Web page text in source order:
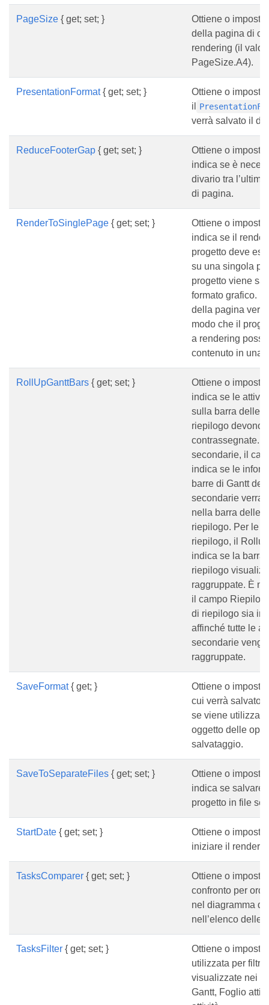
PageSize { get; set; }
Ottiene o
della pagina di
rendering (il
PageSize.A4).
PresentationFormat{ get; set; }
Ottiene o imposta
il
verrà salvato il
ReduceFooterGap { get; set; }
Ottiene o
indica se è
divario tra
di pagina.
RenderToSinglePage { get; set; }
Ottiene o
indica se il
progetto deve
su una singola
progetto viene
formato grafico.
della pagina
modo che il
a rendering
contenuto in una
RollUpGanttBars { get; set; }
Ottiene o
indica se le
sulla barra delle
riepilogo devono
contrassegnate.
secondarie, il
indica se le
barre di Gantt
secondarie
nella barra delle
riepilogo. Per le
riepilogo, il
indica se la barra
riepilogo
raggruppate. È
il campo
di riepilogo sia
affinché tutte le
secondarie
raggruppate.
SaveFormat{ get; }
Ottiene o imposta
cui verrà salvato
se viene
oggetto delle
salvataggio.
SaveToSeparateFiles { get; set; }
Ottiene o
indica se salvare
progetto in file
StartDate { get; set; }
Ottiene o
iniziare il
TasksComparer { get; set; }
Ottiene o imposta
confronto per
nel diagramma di
nell’elenco delle
TasksFilter { get; set; }
Ottiene o
utilizzata per
visualizzate nei
Gantt, Foglio